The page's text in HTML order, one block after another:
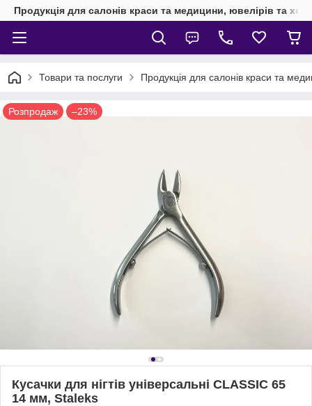
Продукція для салонів краси та медицини, ювелірів та
Товари та послуги Продукція для салонів краси та
Розпродаж –23%
Кусачки для нігтів універсальні CLASSIC 65
14 мм, Staleks